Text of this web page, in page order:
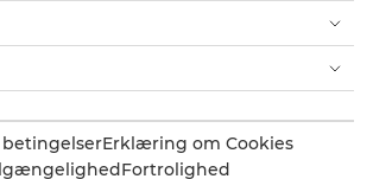
Erklæring om Cookies
Fortrolighed